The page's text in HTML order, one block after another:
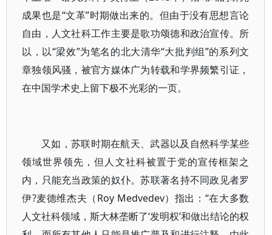
成果也是“文革”时期做出来的。但由于没有思想言论
自由，人文社科工作主要是歌功颂德和政治宣传。所
以，以“梁效”为笔名的北大清华“大批判组”的系列文
章独领风骚，被官方媒体广为转载和学界频繁引证，
在中国学术史上留下极不光彩的一页。
又如，苏联时期在航天、武器以及自然科学某些
领域世界领先，但人文社科被置于党的宣传框架之
内，只能充当政策的奴仆。苏联著名持不同政见者罗
伊?麦德维杰夫（Roy Medvedev）指出：“在大多数
人文社科领域，斯大林垄断了‘发明权’和做出结论的权